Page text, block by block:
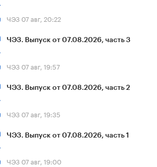
ЧЭЗ 07 авг, 20:22
ЧЭЗ. Выпуск от 07.08.2026, часть 3
ЧЭЗ 07 авг, 19:57
ЧЭЗ. Выпуск от 07.08.2026, часть 2
ЧЭЗ 07 авг, 19:35
ЧЭЗ. Выпуск от 07.08.2026, часть 1
ЧЭЗ 07 авг, 19:00